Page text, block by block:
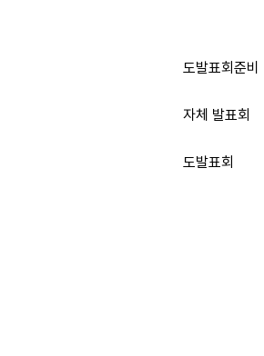
도발표회준비
자체 발표회
도발표회